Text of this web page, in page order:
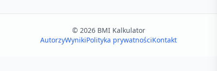
© 2026 BMI Kalkulator
AutorzyWynikiPolityka prywatnościKontakt